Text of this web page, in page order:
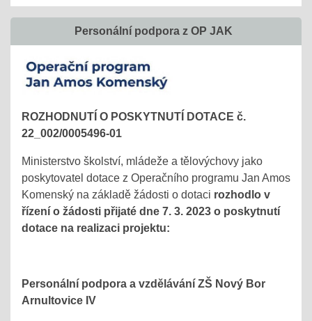
Personální podpora z OP JAK
ROZHODNUTÍ O POSKYTNUTÍ DOTACE č.
22_002/0005496-01
Ministerstvo školství, mládeže a tělovýchovy jako
poskytovatel dotace z Operačního programu Jan Amos
Komenský na základě žádosti o dotaci rozhodlo v
řízení o žádosti přijaté dne 7. 3. 2023 o poskytnutí
dotace na realizaci projektu:
Personální podpora a vzdělávání ZŠ Nový Bor
Arnultovice IV